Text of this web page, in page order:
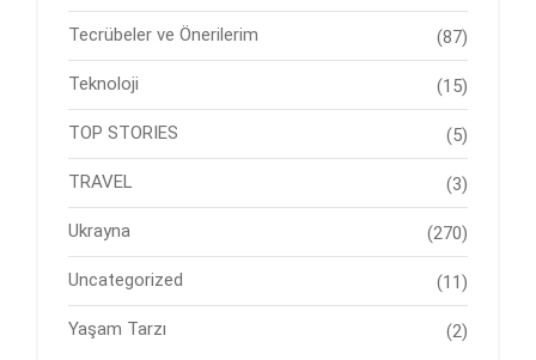
Tecrübeler ve Önerilerim (87)
Teknoloji (15)
TOP STORIES (5)
TRAVEL (3)
Ukrayna (270)
Uncategorized (11)
Yaşam Tarzı (2)